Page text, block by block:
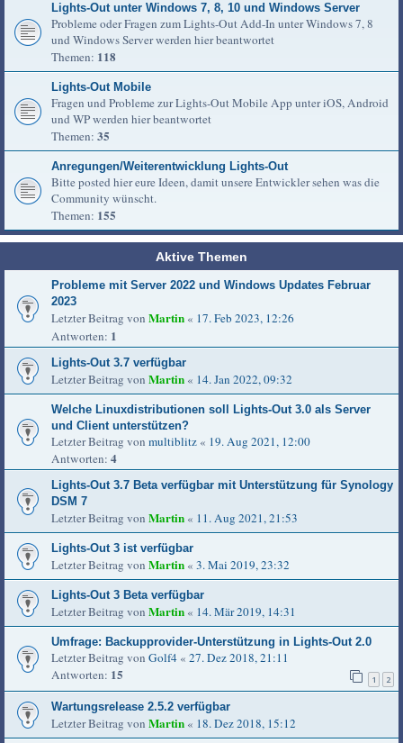
Lights-Out unter Windows 7, 8, 10 und Windows Server
Probleme oder Fragen zum Lights-Out Add-In unter Windows 7, 8
und Windows Server werden hier beantwortet
Themen: 118
Lights-Out Mobile
Fragen und Probleme zur Lights-Out Mobile App unter iOS, Android
und WP werden hier beantwortet
Themen: 35
Anregungen/Weiterentwicklung Lights-Out
Bitte posted hier eure Ideen, damit unsere Entwickler sehen was die
Community wünscht.
Themen: 155
Aktive Themen
Probleme mit Server 2022 und Windows Updates Februar
2023
Letzter Beitrag von Martin « 17. Feb 2023, 12:26
Antworten: 1
Lights-Out 3.7 verfügbar
Letzter Beitrag von Martin « 14. Jan 2022, 09:32
Welche Linuxdistributionen soll Lights-Out 3.0 als Server
und Client unterstützen?
Letzter Beitrag von multiblitz « 19. Aug 2021, 12:00
Antworten: 4
Lights-Out 3.7 Beta verfügbar mit Unterstützung für Synology
DSM 7
Letzter Beitrag von Martin « 11. Aug 2021, 21:53
Lights-Out 3 ist verfügbar
Letzter Beitrag von Martin « 3. Mai 2019, 23:32
Lights-Out 3 Beta verfügbar
Letzter Beitrag von Martin « 14. Mär 2019, 14:31
Umfrage: Backupprovider-Unterstützung in Lights-Out 2.0
Letzter Beitrag von Golf4 « 27. Dez 2018, 21:11
Antworten: 15 1 2
Wartungsrelease 2.5.2 verfügbar
Letzter Beitrag von Martin « 18. Dez 2018, 15:12